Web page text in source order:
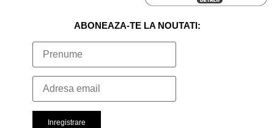
ABONEAZA-TE LA NOUTATI: